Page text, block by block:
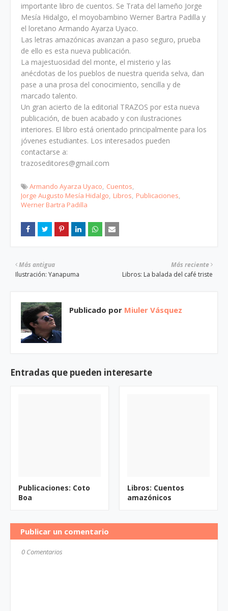
importante libro de cuentos. Se Trata del lameño Jorge
Mesía Hidalgo, el moyobambino Werner Bartra Padilla y
el loretano Armando Ayarza Uyaco.
Las letras amazónicas avanzan a paso seguro, prueba
de ello es esta nueva publicación.
La majestuosidad del monte, el misterio y las
anécdotas de los pueblos de nuestra querida selva, dan
pase a una prosa del conocimiento, sencilla y de
marcado talento.
Un gran acierto de la editorial TRAZOS por esta nueva
publicación, de buen acabado y con ilustraciones
interiores. El libro está orientado principalmente para los
jóvenes estudiantes. Los interesados pueden
contactarse a:
trazoseditores@gmail.com
Armando Ayarza Uyaco Cuentos
Jorge Augusto Mesía Hidalgo Libros Publicaciones
Werner Bartra Padilla
Más reciente
Libros: La balada del café triste
Más antigua
Ilustración: Yanapuma
Publicado por Miuler Vásquez
Entradas que pueden interesarte
Publicaciones: Coto
Boa
Libros: Cuentos
amazónicos
Publicar un comentario
0 Comentarios